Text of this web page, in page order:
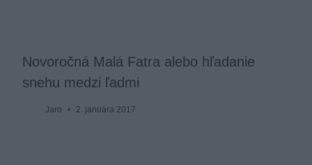
Novoročná Malá Fatra alebo hľadanie
snehu medzi ľadmi
Jaro 2. januára 2017